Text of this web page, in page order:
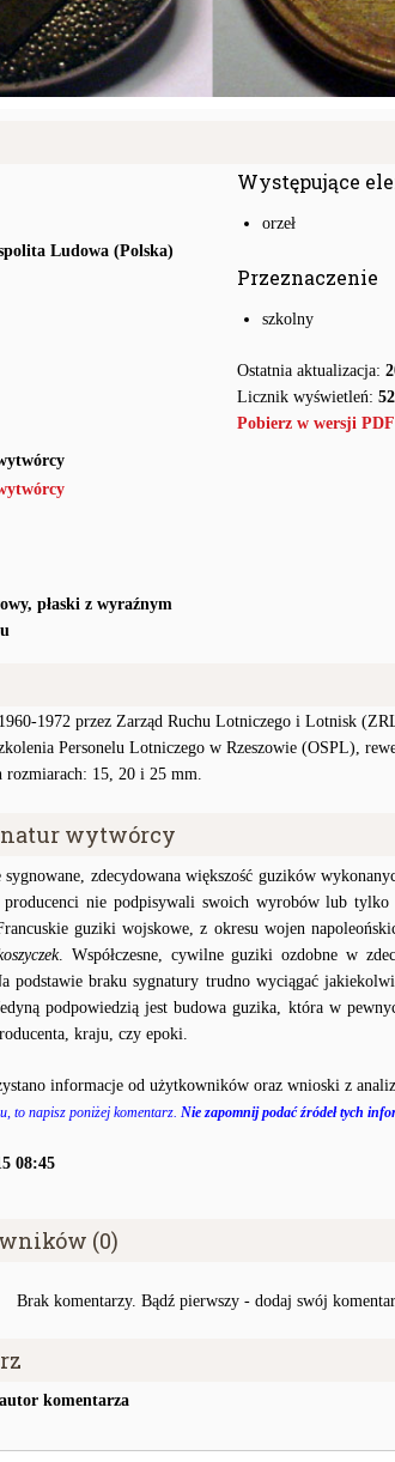
Ludowa (Polska)
płaski z wyraźnym
Występujące
orzeł
Przeznaczenie
szkolny
Ostatnia aktualizacja:
Licznik wyświetleń:
Pobierz w wersji PDF
1972 przez Zarząd Ruchu Lotniczego i Lotnisk
Personelu Lotniczego w Rzeszowie (OSPL),
rozmiarach: 15, 20 i 25 mm.
wytwórcy
zdecydowana większość guzików
nie podpisywali swoich wyrobów lub
guziki wojskowe, z okresu wojen
. Współczesne, cywilne guziki ozdobne w
podstawie braku sygnatury trudno wyciągać
podpowiedzią jest budowa guzika, która w
kraju, czy epoki.
informacje od użytkowników oraz wnioski z
to napisz poniżej komentarz. Nie zapomnij podać źródeł tych
08:45
(0)
Brak komentarzy. Bądź pierwszy - dodaj swój
autor komentarza